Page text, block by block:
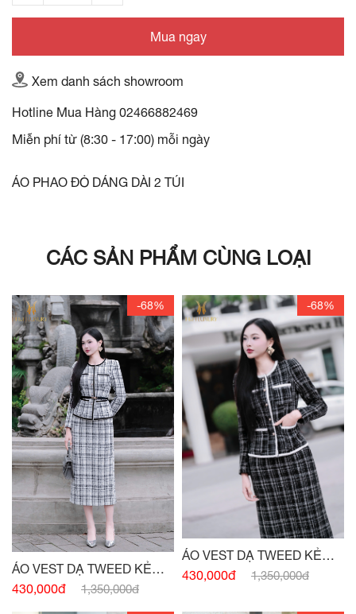
Mua ngay
Xem danh sách showroom
Hotline Mua Hàng 02466882469
Miễn phí từ (8:30 - 17:00) mỗi ngày
ÁO PHAO ĐỎ DÁNG DÀI 2 TÚI
CÁC SẢN PHẨM CÙNG LOẠI
-68%
ÁO VEST DẠ TWEED KẺ
TRẮNG PHỐI
430,000đ 1,350,000đ
-68%
ÁO VEST DẠ TWEED KẺ
ĐEN PHỐI
430,000đ 1,350,000đ